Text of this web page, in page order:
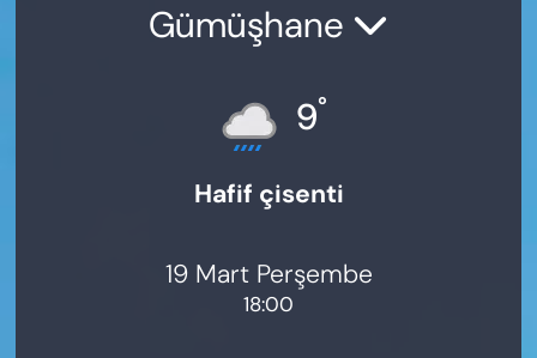
Gümüşhane
9°
Hafif çisenti
19 Mart Perşembe
18:00